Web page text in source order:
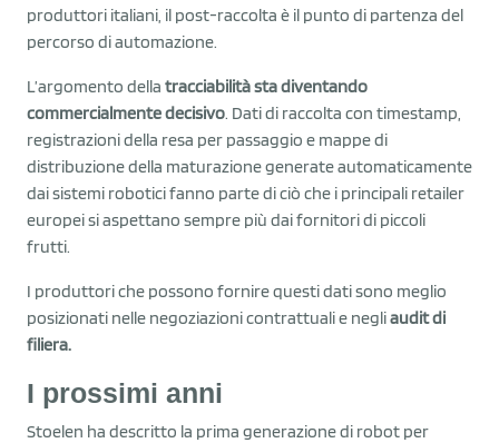
produttori italiani, il post-raccolta è il punto di partenza del
percorso di automazione.
L’argomento della tracciabilità sta diventando
commercialmente decisivo. Dati di raccolta con timestamp,
registrazioni della resa per passaggio e mappe di
distribuzione della maturazione generate automaticamente
dai sistemi robotici fanno parte di ciò che i principali retailer
europei si aspettano sempre più dai fornitori di piccoli
frutti.
I produttori che possono fornire questi dati sono meglio
posizionati nelle negoziazioni contrattuali e negliaudit di
filiera.
I prossimi anni
Stoelen ha descritto la prima generazione di robot per